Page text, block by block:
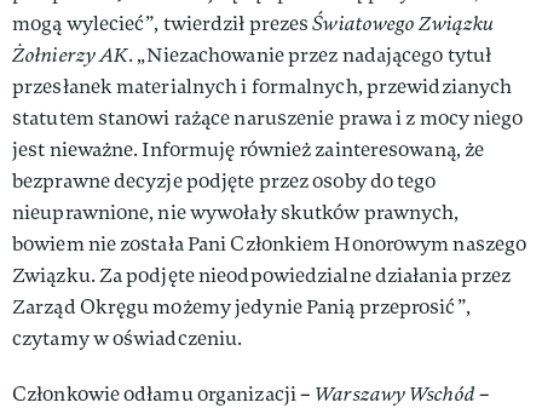
mogą wylecieć”, twierdził prezesŚwiatowego Związku
Żołnierzy AK. „Niezachowanie przez nadającego tytuł
przesłanek materialnych i formalnych, przewidzianych
statutem stanowi rażące naruszenie prawa i z mocy niego
jest nieważne. Informuję również zainteresowaną, że
bezprawne decyzje podjęte przez osoby do tego
nieuprawnione, nie wywołały skutków prawnych,
bowiem nie została Pani Członkiem Honorowym naszego
Związku. Za podjęte nieodpowiedzialne działania przez
Zarząd Okręgu możemy jedynie Panią przeprosić”,
czytamy w oświadczeniu.
Członkowie odłamu organizacji – Warszawy Wschód–